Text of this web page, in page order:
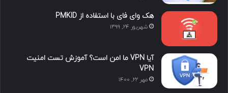
هک وای فای با استفاده از PMKID
شهریور ۲۴, ۱۳۹۹
آیا VPN ما امن است؟ آموزش تست امنیت
VPN
مهر ۲۲, ۱۴۰۰